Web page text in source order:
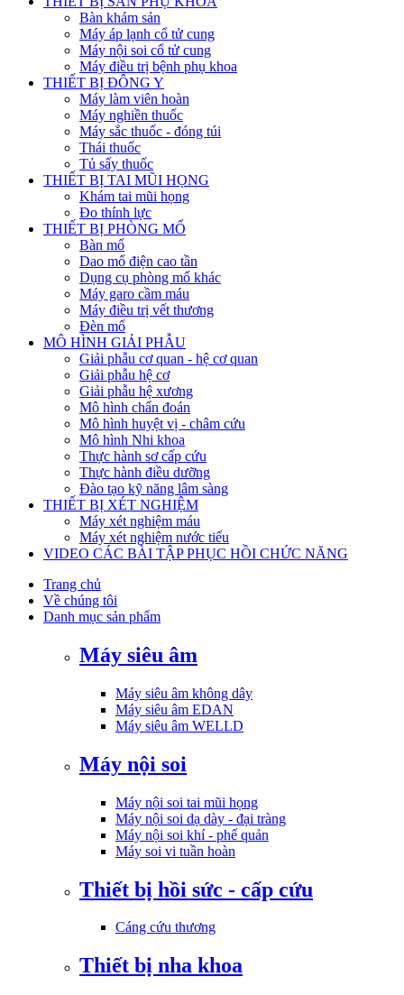
Bàn khám sản
Máy áp lạnh cổ tử cung
Máy nội soi cổ tử cung
Máy điều trị bệnh phụ khoa
THIẾT BỊ ĐÔNG Y
Máy làm viên hoàn
Máy nghiền thuốc
Máy sắc thuốc - đóng túi
Thái thuốc
Tủ sấy thuốc
THIẾT BỊ TAI MŨI HỌNG
Khám tai mũi họng
Đo thính lực
THIẾT BỊ PHÒNG MỔ
Bàn mổ
Dao mổ điện cao tần
Dụng cụ phòng mổ khác
Máy garo cầm máu
Máy điều trị vết thương
Đèn mổ
MÔ HÌNH GIẢI PHẪU
Giải phẫu cơ quan - hệ cơ quan
Giải phẫu hệ cơ
Giải phẫu hệ xương
Mô hình chẩn đoán
Mô hình huyệt vị - châm cứu
Mô hình Nhi khoa
Thực hành sơ cấp cứu
Thực hành điều dưỡng
Đào tạo kỹ năng lâm sàng
THIẾT BỊ XÉT NGHIỆM
Máy xét nghiệm máu
Máy xét nghiệm nước tiểu
VIDEO CÁC BÀI TẬP PHỤC HỒI CHỨC NĂNG
Trang chủ
Về chúng tôi
Danh mục sản phẩm
Máy siêu âm
Máy siêu âm không dây
Máy siêu âm EDAN
Máy siêu âm WELLD
Máy nội soi
Máy nội soi tai mũi họng
Máy nội soi dạ dày - đại tràng
Máy nội soi khí - phế quản
Máy soi vi tuần hoàn
Thiết bị hồi sức - cấp cứu
Cáng cứu thương
Thiết bị nha khoa